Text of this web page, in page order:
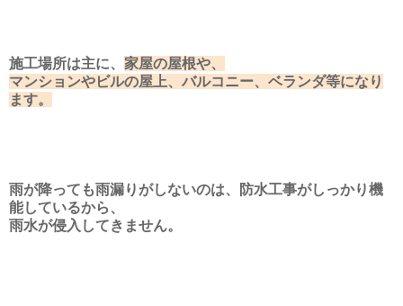
施工場所は主に、 家屋の屋根や、
マンションやビルの屋上、バルコニー、ベランダ等になり
ます。
雨が降っても雨漏りがしないのは、防水工事がしっかり機
能しているから、
雨水が侵入してきません。